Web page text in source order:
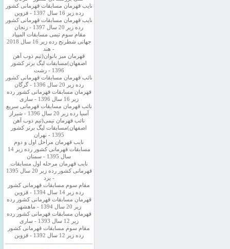
نایب قهرمان مسابقات قهرمانی کشور
رده زیر 16 سال 1397 - قزوین
نایب قهرمان مسابقات قهرمانی کشور
رده زیر 20 سال 1397 - زنجان
مقام سوم تیمی مسابقات المپیاد
جهانی شطرنج رده زیر 16 سال 2018
- هند
قهرمان میز بانوان(تیم ذوب آهن
اصفهان)مسابقات لیگ برتر کشور
1396 - رشت
نائب قهرمان مسابقات قهرمانی کشور
رده زیر 20 سال 1396 - گرگان
قهرمان مسابقات قهرمانی کشور رده
زیر 16 سال 1396 - ساری
نائب قهرمان مسابقات قهرمانی سریع
آسیا رده زیر 20 سال 1396 - شیراز
نائب قهرمان تیمی(تیم ذوب آهن
اصفهان)مسابقات لیگ برتر کشور
1395 - تهران
نایب قهرمان مراحل اول و دوم
مسابقات قهرمانی کشور رده زیر 14
سال 1395 - سمنان
نایب قهرمان مرحله اول مسابقات
قهرمانی کشور رده زیر 20 سال 1395
- یزد
مقام سوم مسابقات قهرمانی کشور
رده زیر 14 سال 1394 - قزوین
قهرمان مسابقات قهرمانی کشور رده
زیر 20 سال 1394 - ماهشهر
قهرمان مسابقات قهرمانی کشور رده
زیر 12 سال 1393 - ساری
مقام سوم مسابقات قهرمانی کشور
رده زیر 12 سال 1392 - قزوین